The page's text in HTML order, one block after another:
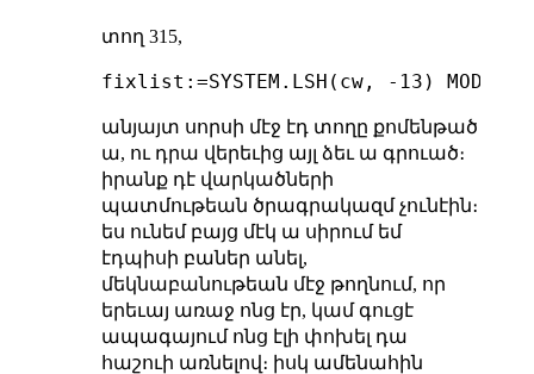
տող 315,
անյայտ սորսի մէջ էդ տողը քոմենթած
ա, ու դրա վերեւից այլ ձեւ ա գրուած։
իրանք դէ վարկածների
պատմութեան ծրագրակազմ չունէին։
ես ունեմ բայց մէկ ա սիրում եմ
էդպիսի բաներ անել,
մեկնաբանութեան մէջ թողնում, որ
երեւայ առաջ ոնց էր, կամ գուցէ
ապագայում ոնց էլի փոխել դա
հաշուի առնելով։ իսկ ամենահին